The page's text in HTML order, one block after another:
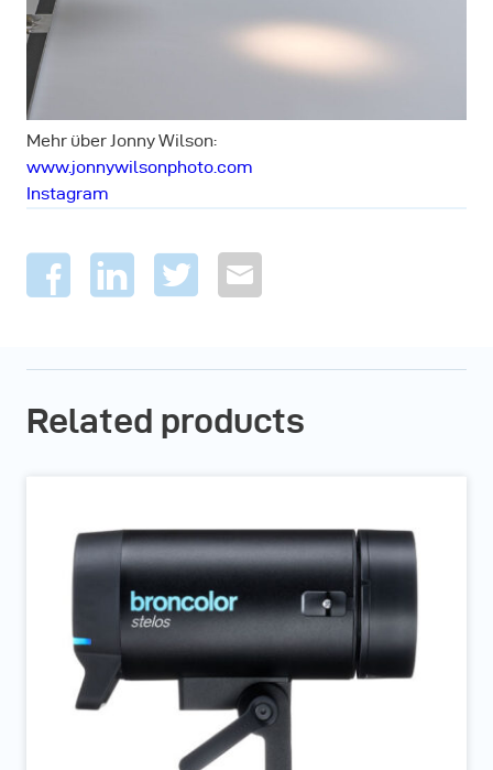
Mehr über Jonny Wilson:
www.jonnywilsonphoto.com
Instagram
Related products